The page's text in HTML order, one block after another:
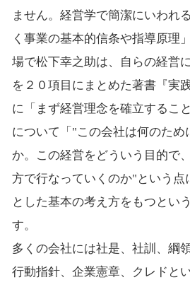
ません。経営学で簡潔にいわれ
く事業の基本的信条や指導原理
場で松下幸之助は、自らの経営
を２０項目にまとめた著書『実
に「まず経営理念を確立するこ
について「"この会社は何のため
か。この経営をどういう目的で
方で行なっていくのか"という点
とした基本の考え方をもつとい
す。
多くの会社には社是、社訓、綱
行動指針、企業憲章、クレドと